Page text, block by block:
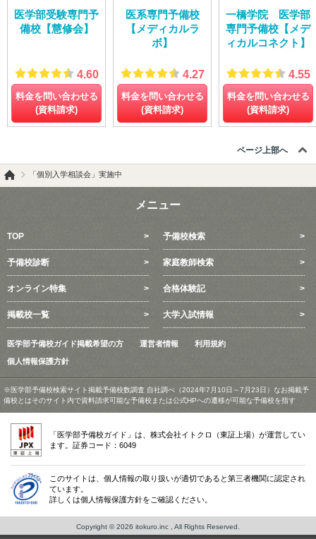
医学部受験専門予
備校【慧修会】
4.60
料金を問い合わせる
(資料請求)
医系専門予備校
【メディカルラ
ボ】
4.27
料金を問い合わせる
(資料請求)
一橋学院 医学部
専門予備校【メデ
ィカルコネクト】
4.55
料金を問い合わせる
(資料請求)
ページ上部へ
「個別入学相談会」実施中
メニュー
TOP 予備校検索
予備校診断 家庭教師検索
オンライン特集 合格体験記
掲載校一覧 大学入試情報
医学部予備校ガイド掲載希望の方 運営者情報 利用規約
個人情報保護方針
※医学部予備校検索サイト掲載予備校数調査 自社調べ（2024年7月10日～7月23日）なお掲載予
備校とはそのサイト内で資料請求可能な予備校または公式HPへの遷移が可能な予備校を指す
「医学部予備校ガイド」は、株式会社イトクロ（東証上場）が運営してい
ます。証券コード：6049
このサイトは、個人情報の取り扱いが適切であると第三者機関に認定され
ています。
詳しくは個人情報保護方針をご確認ください。
Copyright © 2026 itokuro.inc , All Rights Reserved.